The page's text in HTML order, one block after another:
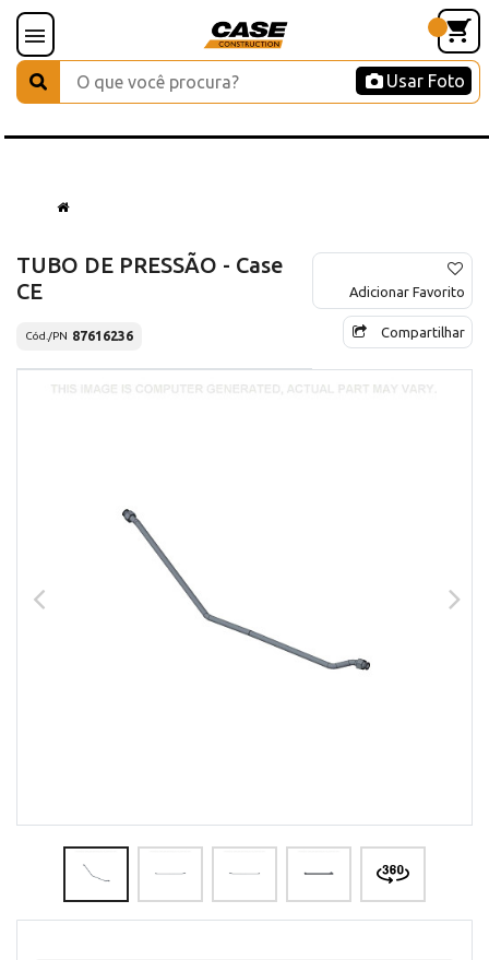
Usar Foto
TUBO DE PRESSÃO - Case
CE
Cód./PN 87616236
Adicionar Favorito
Compartilhar